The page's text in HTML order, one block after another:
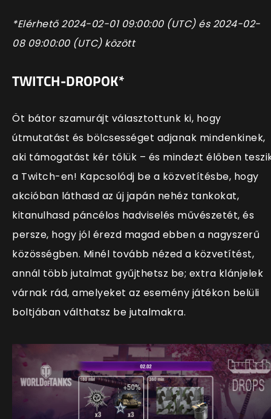
*Elérhető 2024-02-01 09:00:00(UTC) és 2024-02-
08 09:00:00(UTC) között
TWITCH-DROPOK*
Öt bátor szamurájt választottunk ki, hogy
útmutatást és bölcsességet adjanak mindenkinek,
aki támogatást kér tőlük – és mindezt élőben
a Twitch-en! Kapcsolódj be a közvetítésbe, hogy
akcióban láthasd az új japán nehéz tankokat,
kitanulhasd páncélos hadviselés művészetét, és
persze, hogy jól érezd magad ebben a nagyszerű
közösségben. Minél tovább nézed a közvetítést,
annál több jutalmat gyűjthetsz be; extra klánjelek
várnak rád, amelyeket az esemény játékon belüli
boltjában válthatsz be jutalmakra.